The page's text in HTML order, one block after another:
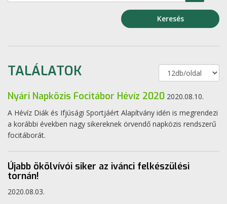
Keresés
TALÁLATOK
Nyári Napközis Focitábor Hévíz 2020 2020.08.10.
A Hévíz Diák és Ifjúsági Sportjáért Alapítvány idén is megrendezi
a korábbi években nagy sikereknek örvendő napközis rendszerű
focitáborát.
Újabb ökölvívói siker az ivánci felkészülési
tornán!
2020.08.03.